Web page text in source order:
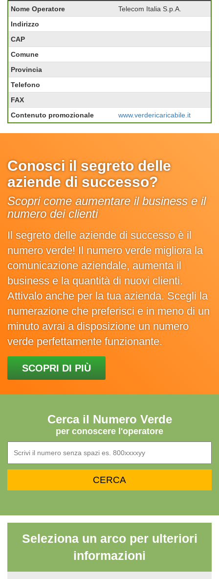
Nome Operatore
Telecom Italia S.p.A.
Indirizzo
CAP
Comune
Provincia
Telefono
FAX
Contenuto promozionale
www.verdericaricabile.it
Conosci il segreto delle
aziende di successo?
Scopri come aumentare il business e il
numero dei clienti
Il segreto delle aziende di successo è il
numero verde! Il numero verde migliora la
comunicazione aziendale, aumenta il
business e la quantità di nuovi clienti.
Attivalo anche per la tua azienda. Scegli la
numerazione che preferisci e in meno di un
minuto avrai a disposizione un numero
verde perfettamente funzionante.
SCOPRI DI PIÙ
Cerca il Numero Verde
per conoscere l'operatore
Seleziona un arco per ulteriori
informazioni